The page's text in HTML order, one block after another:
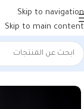
Skip to navigation
Skip to main content
الرئيسية/أحذية رجالي/